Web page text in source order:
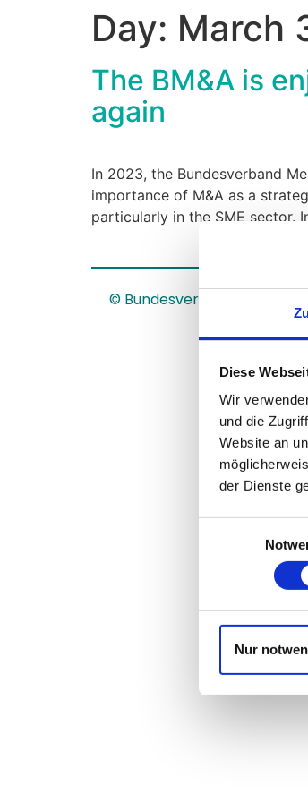
Diese
Wir
und die
Website an
der Dienste
Nur
Day: March
The BM&A is
again
In 2023, the Bundesverband
importance of M&A as a
particularly in the SME sector.
© Bundesverband Mergers